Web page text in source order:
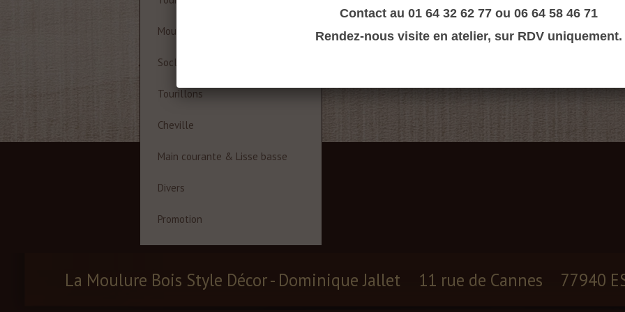
Moulures à cadre
Socles
Tourillons
Cheville
Main courante & Lisse basse
Divers
Promotion
La Moulure Bois Style Décor - Dominique Jallet 11 rue de Cannes 77940
Contact au 01 64 32 62 77 ou 06 64 58 46 71
Rendez-nous visite en atelier, sur RDV uniquement.